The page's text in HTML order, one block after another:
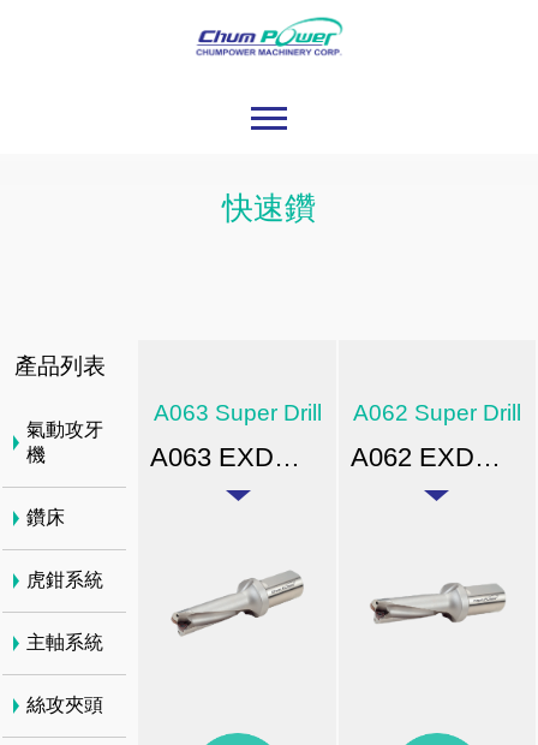
快速鑽
A063 Super Drill
A063 EXD型快速鑽(4倍)
A062 Super Drill
A062 EXD型快速鑽(3倍)
產品列表
氣動攻牙
機
鑽床
虎鉗系統
主軸系統
絲攻夾頭